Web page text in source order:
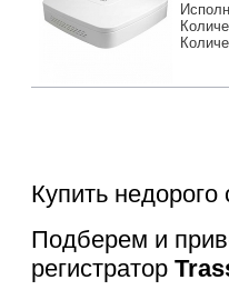
Купить
Подберем и
регистратор